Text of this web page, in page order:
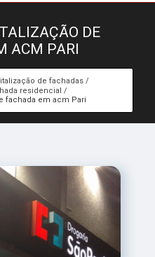
DE
ACM PARI
de fachadas
residencial
fachada em acm Pari